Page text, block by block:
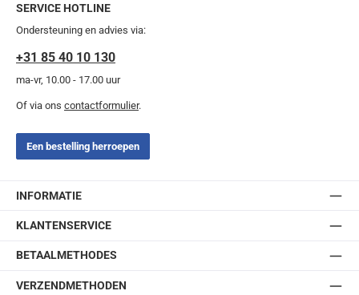
SERVICE HOTLINE
Ondersteuning en advies via:
+31 85 40 10 130
ma-vr, 10.00 - 17.00 uur
Of via ons contactformulier.
Een bestelling herroepen
INFORMATIE
KLANTENSERVICE
BETAALMETHODES
VERZENDMETHODEN